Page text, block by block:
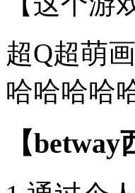
超Q超萌
哈哈哈哈
【